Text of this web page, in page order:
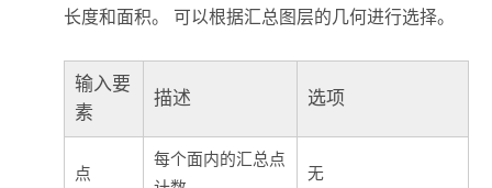
长度和面积。 可以根据汇总图层的几何进行选择。
输入要
素
描述 选项
点
每个面内的汇总点
无